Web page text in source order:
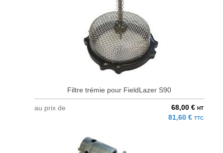
Filtre trémie pour FieldLazer S90
au prix de 68,00 € HT
81,60 € TTC